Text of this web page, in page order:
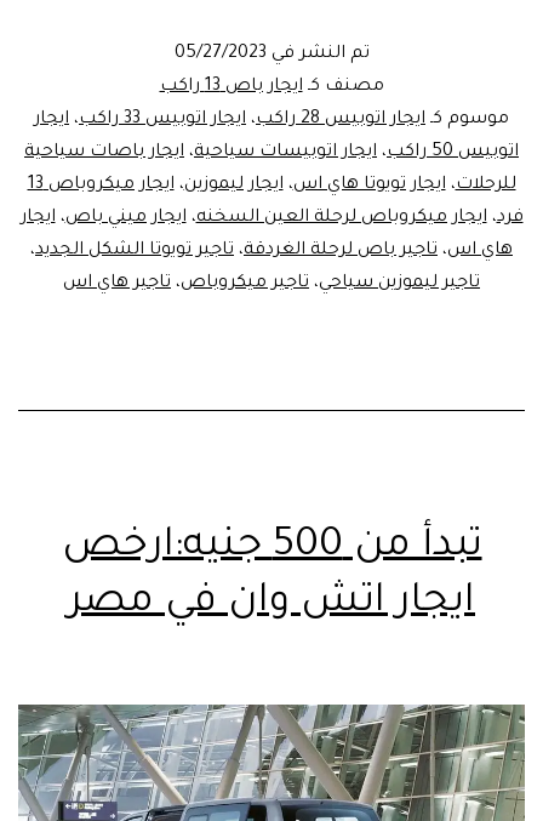
تم النشر في 05/27/2023
مصنف كـايجار باص 13 راكب
موسوم كـ ايجار اتوبيس 28 راكب ، ايجار اتوبيس 33 راكب ، ايجار
اتوبيس 50 راكب
، ايجار اتوبيسات سياحية، ايجار باصات سياحية
للرحلات،ايجار تويوتا هاي اس،ايجار ليموزين،
ايجار ميكروباص 13
فرد،ايجار ميكروباص لرحلة العين السخنه،ايجار ميني باص،ايجار
هاي اس، تاجير باص لرحلة الغردقة، تاجير تويوتا الشكل الجديد،
تاجير ليموزين سياحي، تاجير ميكروباص، تاجير هاي اس
تبدأ من 500 جنيه:ارخص
ايجار اتش وان في مصر